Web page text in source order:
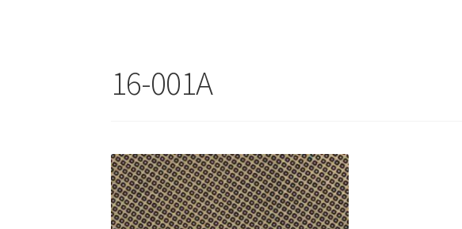
16-001A